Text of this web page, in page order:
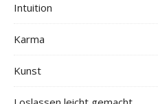
Intuition
Karma
Kunst